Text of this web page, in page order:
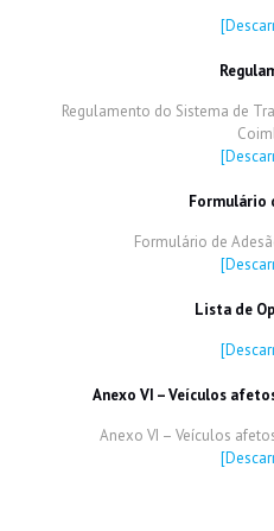
Regulamento do Sistema de
Formulário
Formulário de
Lista de
Anexo VI – Veículos
Anexo VI – Veículos